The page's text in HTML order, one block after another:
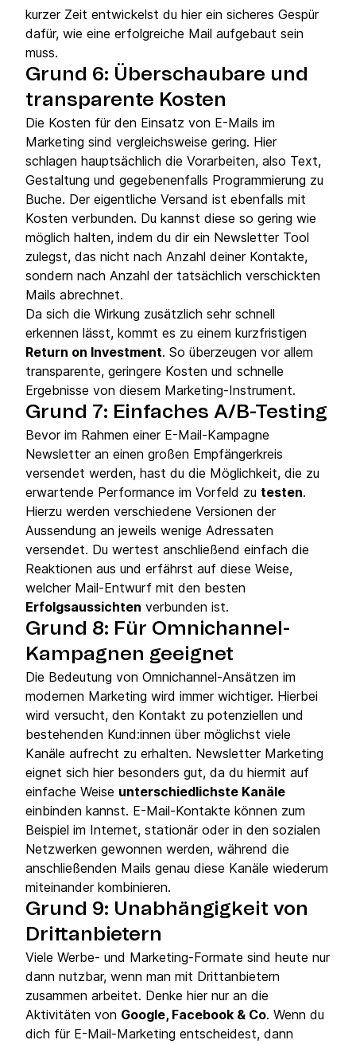
kurzer Zeit entwickelst du hier ein sicheres Gespür
dafür, wie eine erfolgreiche Mail aufgebaut sein
muss.
Grund 6: Überschaubare und
transparente Kosten
Die Kosten für den Einsatz von E-Mails im
Marketing sind vergleichsweise gering. Hier
schlagen hauptsächlich die Vorarbeiten, also Text,
Gestaltung und gegebenenfalls Programmierung zu
Buche. Der eigentliche Versand ist ebenfalls mit
Kosten verbunden. Du kannst diese so gering wie
möglich halten, indem du dir ein Newsletter Tool
zulegst, das nicht nach Anzahl deiner Kontakte,
sondern nach Anzahl der tatsächlich verschickten
Mails abrechnet.
Da sich die Wirkung zusätzlich sehr schnell
erkennen lässt, kommt es zu einem kurzfristigen
Return on Investment. So überzeugen vor allem
transparente, geringere Kosten und schnelle
Ergebnisse von diesem Marketing-Instrument.
Grund 7: Einfaches A/B-Testing
Bevor im Rahmen einer E-Mail-Kampagne
Newsletter an einen großen Empfängerkreis
versendet werden, hast du die Möglichkeit, die zu
erwartende Performance im Vorfeld zu testen.
Hierzu werden verschiedene Versionen der
Aussendung an jeweils wenige Adressaten
versendet. Du wertest anschließend einfach die
Reaktionen aus und erfährst auf diese Weise,
welcher Mail-Entwurf mit den besten
Erfolgsaussichten verbunden ist.
Grund 8: Für Omnichannel-
Kampagnen geeignet
Die Bedeutung von Omnichannel-Ansätzen im
modernen Marketing wird immer wichtiger. Hierbei
wird versucht, den Kontakt zu potenziellen und
bestehenden Kund:innen über möglichst viele
Kanäle aufrecht zu erhalten. Newsletter Marketing
eignet sich hier besonders gut, da du hiermit auf
einfache Weise unterschiedlichste Kanäle
einbinden kannst. E-Mail-Kontakte können zum
Beispiel im Internet, stationär oder in den sozialen
Netzwerken gewonnen werden, während die
anschließenden Mails genau diese Kanäle wiederum
miteinander kombinieren.
Grund 9: Unabhängigkeit von
Drittanbietern
Viele Werbe- und Marketing-Formate sind heute nur
dann nutzbar, wenn man mit Drittanbietern
zusammen arbeitet. Denke hier nur an die
Aktivitäten von Google, Facebook & Co. Wenn du
dich für E-Mail-Marketing entscheidest, dann